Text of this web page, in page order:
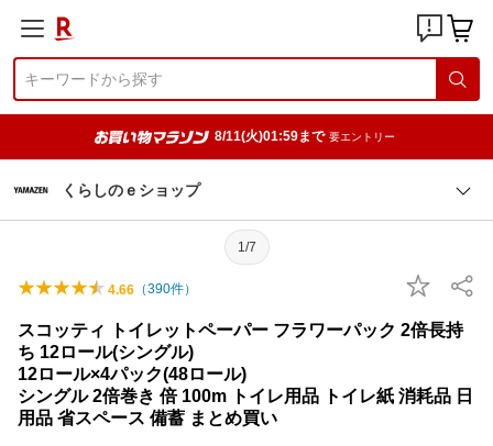
8/11(火)01:59まで 要エントリー
くらしのｅショップ
1/7
4.66 （390件）
スコッティ トイレットペーパー フラワーパック 2倍長持
ち 12ロール(シングル)
12ロール×4パック(48ロール)
シングル 2倍巻き 倍 100m トイレ用品 トイレ紙 消耗品 日
用品 省スペース 備蓄 まとめ買い